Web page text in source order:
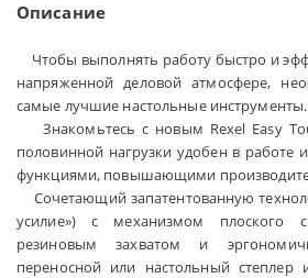
Описание
Чтобы выполнять работу быстро и
напряженной деловой атмосфере,
самые лучшие настольные инструменты.
Знакомьтесь с новым Rexel Easy
половинной нагрузки удобен в работе
функциями, повышающими
Сочетающий запатентованную
усилие») с механизмом плоского
резиновым захватом и
переносной или настольный степлер